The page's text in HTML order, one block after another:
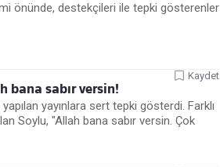
önünde, destekçileri ile tepki gösterenler
bana sabır versin!
Kaydet
yayınlara sert tepki gösterdi. Farklı
Soylu, "Allah bana sabır versin. Çok